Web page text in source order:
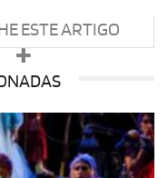
ESTE ARTIGO